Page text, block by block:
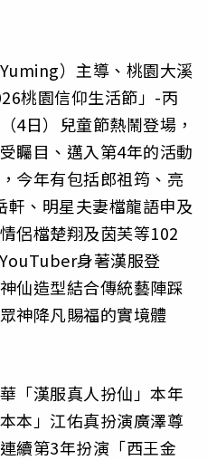
）主導、桃園大溪
桃園信仰生活節」-丙
4日）兒童節熱鬧登場，
矚目、邁入第4年的活動
今年有包括郎祖筠、亮
軒、明星夫妻檔龍語申及
侶檔楚翔及茵芙等102
身著漢服登
仙造型結合傳統藝陣踩
神降凡賜福的實境體
「漢服真人扮仙」本年
本」江佑真扮演廣澤尊
續第3年扮演「西王金